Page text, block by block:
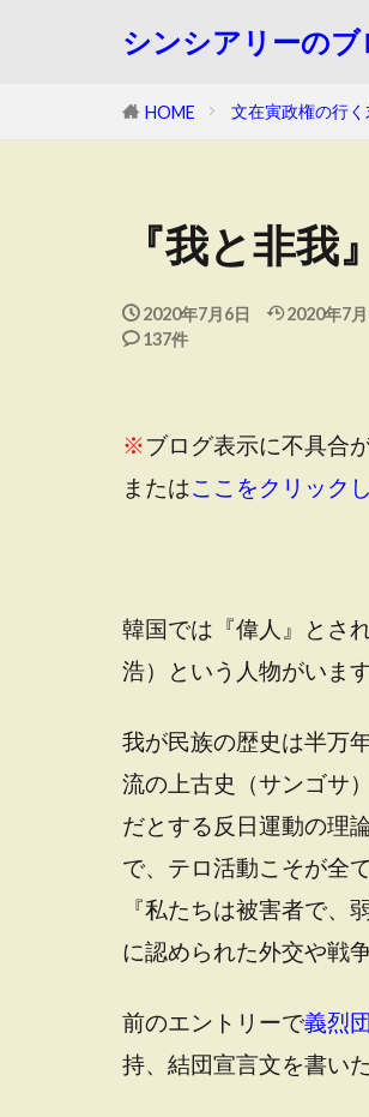
シンシアリーのブ
HOME 文在寅政権の行く
『我と非我
2020年7月6日 2020年7
137件
※ブログ表示に不具合
またはここをクリック
韓国では『偉人』とさ
浩）という人物がいます
我が民族の歴史は半万
流の上古史（サンゴサ
だとする反日運動の理
で、テロ活動こそが全
『私たちは被害者で
に認められた外交や戦
前のエントリーで義烈
持、結団宣言文を書い